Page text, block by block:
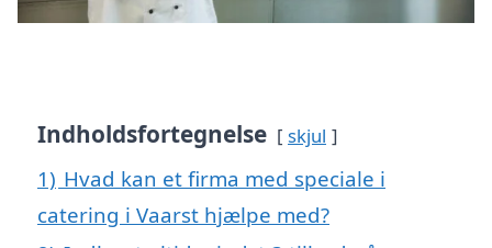
Indholdsfortegnelse skjul
1) Hvad kan et firma med speciale i
catering i Vaarst hjælpe med?